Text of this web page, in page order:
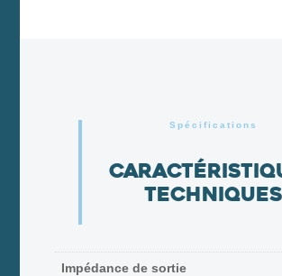
Spécifications
techniques
Impédance de sortie